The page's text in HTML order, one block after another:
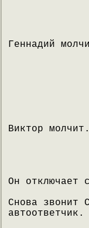
Геннадий
Виктор
Он отключает
Снова звонит
автоответчик.